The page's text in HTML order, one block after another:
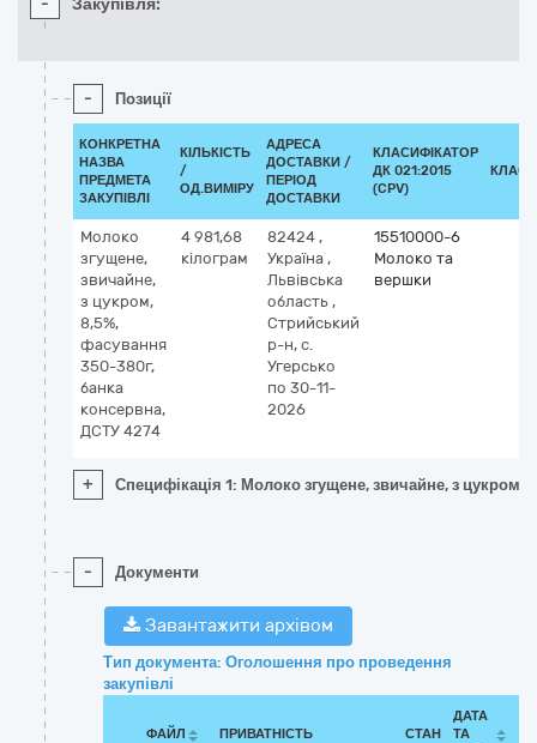
- Закупівля:
- Позиції
КОНКРЕТНА
НАЗВА
ПРЕДМЕТА
ЗАКУПІВЛІ
КІЛЬКІСТЬ
/
ОД.ВИМІРУ
АДРЕСА
ДОСТАВКИ /
ПЕРІОД
ДОСТАВКИ
КЛАСИФІКАТОР
ДК 021:2015
(CPV)
Молоко
згущене,
звичайне,
з цукром,
8,5%,
фасування
350-380г,
банка
консервна,
ДСТУ 4274
4 981,68
кілограм
82424 ,
Україна ,
Львівська
область ,
Стрийський
р-н, с.
Угерсько
по 30-11-
2026
15510000-6
Молоко та
вершки
+ Специфікація 1: Молоко згущене, звичайне, з
- Документи
Завантажити архівом
Тип документа: Оголошення про проведення
закупівлі
ФАЙЛ ПРИВАТНІСТЬ СТАН
ДАТА
ТА